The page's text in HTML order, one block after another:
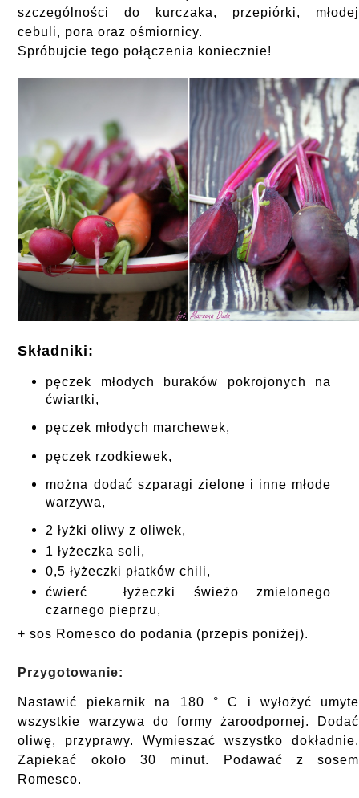
szczególności do kurczaka, przepiórki, młodej
cebuli, pora oraz ośmiornicy.
Spróbujcie tego połączenia koniecznie!
Składniki:
pęczek młodych buraków pokrojonych na
ćwiartki,
pęczek młodych marchewek,
pęczek rzodkiewek,
można dodać szparagi zielone i inne młode
warzywa,
2 łyżki oliwy z oliwek,
1 łyżeczka soli,
0,5 łyżeczki płatków chili,
ćwierć łyżeczki świeżo zmielonego
czarnego pieprzu,
+ sos Romesco do podania (przepis poniżej).
Przygotowanie:
Nastawić piekarnik na 180 ° C i wyłożyć umyte
wszystkie warzywa do formy żaroodpornej. Dodać
oliwę, przyprawy. Wymieszać wszystko dokładnie.
Zapiekać około 30 minut. Podawać z sosem
Romesco.